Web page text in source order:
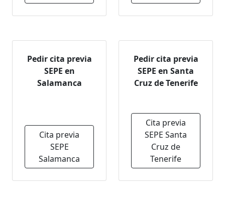
Pedir cita previa
SEPE en
Salamanca
Cita previa
SEPE
Salamanca
Pedir cita previa
SEPE en Santa
Cruz de Tenerife
Cita previa
SEPE Santa
Cruz de
Tenerife